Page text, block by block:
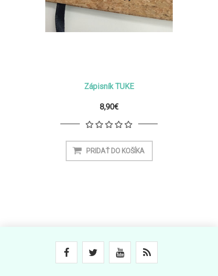
Zápisník TUKE
8,90€